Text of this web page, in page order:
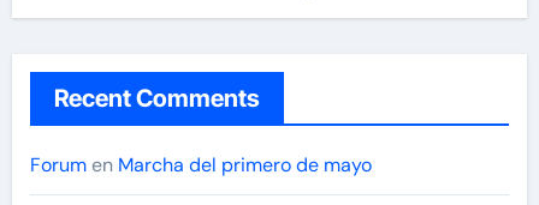
Recent Comments
Forumen Marcha del primero de mayo